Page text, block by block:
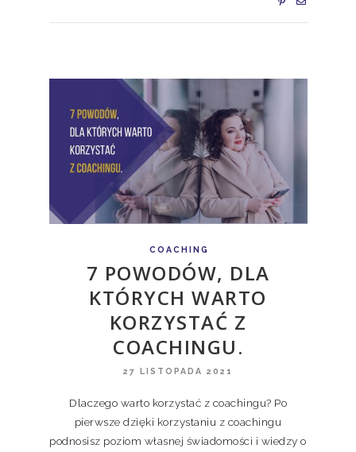
COACHING
7 POWODÓW, DLA
KTÓRYCH WARTO
KORZYSTAĆ Z
COACHINGU.
27 LISTOPADA 2021
Dlaczego warto korzystać z coachingu? Po
pierwsze dzięki korzystaniu z coachingu
podnosisz poziom własnej świadomości i wiedzy o